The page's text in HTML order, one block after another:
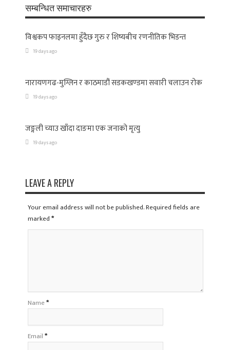
सम्बन्धित समाचारहरु
विश्वकप फाइनलमा हुँदैछ गुरु र शिष्यबीच रणनीतिक भिडन्त
19 days ago
नारायणगढ-मुग्लिन र काठमाडौं सडकखण्डमा सवारी चलाउन रोक
19 days ago
जङ्गली च्याउ खाँदा दाङमा एक जनाको मृत्यु
19 days ago
LEAVE A REPLY
Your email address will not be published. Required fields are
marked*
Name*
Email*